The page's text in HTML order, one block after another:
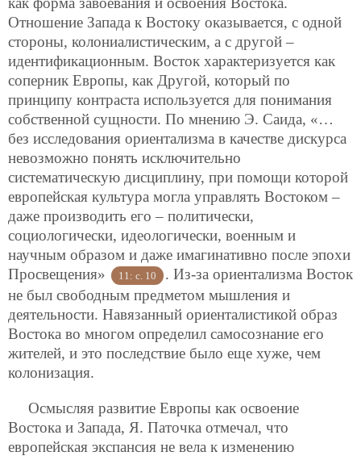
Отношение Запада к Востоку оказывается, с одной
стороны, колониалистическим, а с другой –
идентификационным. Восток характеризуется как
соперник Европы, как Другой, который по
принципу контраста используется для понимания
собственной сущности. По мнению Э. Саида, «…
без исследования ориентализма в качестве дискурса
невозможно понять исключительно
систематическую дисциплину, при помощи которой
европейская культура могла управлять Востоком –
даже производить его – политически,
социологически, идеологически, военным и
научным образом и даже имагинативно после эпохи
Просвещения»
11: с. 10
. Из-за ориентализма Восток
не был свободным предметом мышления и
деятельности. Навязанный ориенталистикой образ
Востока во многом определил самосознание его
жителей, и это последствие было еще хуже, чем
колонизация.
Осмысляя развитие Европы как освоение
Востока и Запада, Я. Паточка отмечал, что
европейская экспансия не вела к изменению